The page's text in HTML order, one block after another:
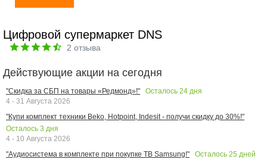
Цифровой супермаркет DNS
2 отзыва
Действующие акции на сегодня
"Скидка за СБП на товары «Редмонд»!" Осталось 24 дня
4 - 31 Августа 2026
"Купи комплект техники Beko, Hotpoint, Indesit - получи скидку до 30%!"
Осталось 3 дня
4 - 10 Августа 2026
"Аудиосистема в комплекте при покупке ТВ Samsung!"
Осталось 25 дней